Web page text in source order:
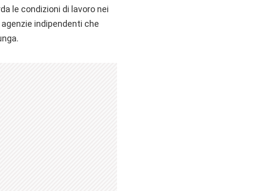
le condizioni di lavoro nei
indipendenti che